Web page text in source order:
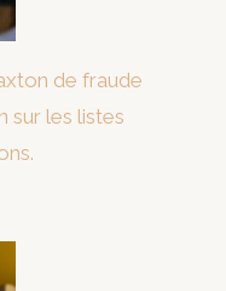
de fraude
sur les listes